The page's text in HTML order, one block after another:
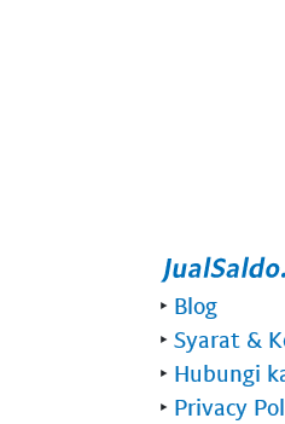
‣ Blog
‣ Syarat &
‣ Hubungi
‣ Privacy